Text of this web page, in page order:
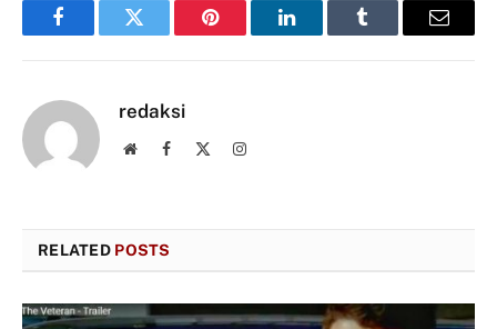
FacebookTwitter Pinterest LinkedInTumblr Email
redaksi
WebsiteFacebook Instagram
RELATED POSTS